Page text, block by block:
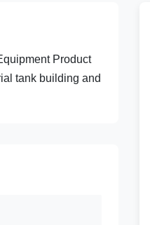
Product
tank building and